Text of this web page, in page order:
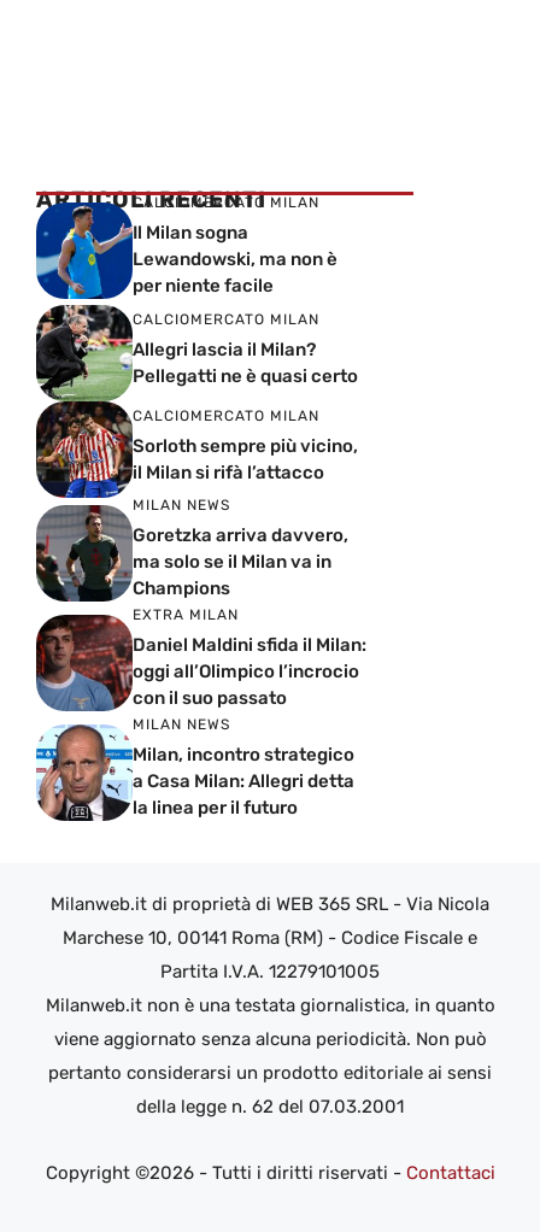
ARTICOLI RECENTI
CALCIOMERCATO MILAN
Il Milan sogna
Lewandowski, ma non è
per niente facile
CALCIOMERCATO MILAN
Allegri lascia il Milan?
Pellegatti ne è quasi certo
CALCIOMERCATO MILAN
Sorloth sempre più vicino,
il Milan si rifà l’attacco
MILAN NEWS
Goretzka arriva davvero,
ma solo se il Milan va in
Champions
EXTRA MILAN
Daniel Maldini sfida il Milan:
oggi all’Olimpico l’incrocio
con il suo passato
MILAN NEWS
Milan, incontro strategico
a Casa Milan: Allegri detta
la linea per il futuro
Milanweb.it di proprietà di WEB 365 SRL - Via Nicola
Marchese 10, 00141 Roma (RM) - Codice Fiscale e
Partita I.V.A. 12279101005
Milanweb.it non è una testata giornalistica, in quanto
viene aggiornato senza alcuna periodicità. Non può
pertanto considerarsi un prodotto editoriale ai sensi
della legge n. 62 del 07.03.2001
Copyright ©2026 - Tutti i diritti riservati - Contattaci